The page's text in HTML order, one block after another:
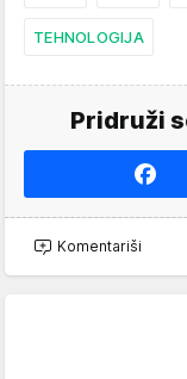
TEHNOLOGIJA
Pridruži
Komentariši